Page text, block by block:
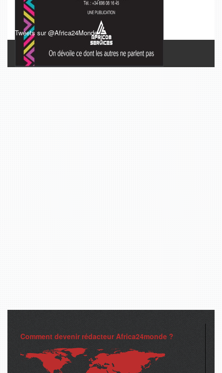
Tweets sur @Africa24Monde
Comment devenir rédacteur Africa24monde ?